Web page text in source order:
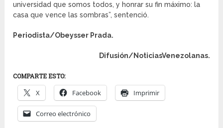
universidad que somos todos, y honrar su fin máximo: la
casa que vence las sombras”, sentenció.
Periodista/Obeysser Prada.
Difusión/NoticiasVenezolanas.
COMPARTE ESTO:
X Facebook Imprimir
Correo electrónico